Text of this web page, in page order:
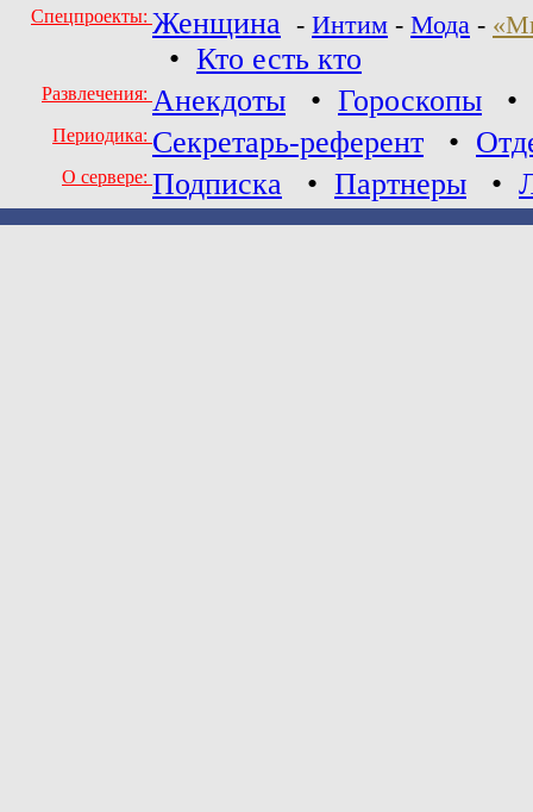
Спецпроекты: Женщина - Интим - Мода -
• Кто есть кто
Развлечения: Анекдоты • Гороскопы •
Периодика: Секретарь-референт •
О сервере: Подписка • Партнеры •